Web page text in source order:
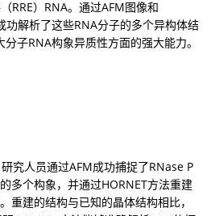
RRE）RNA。通过AFM图像和
功解析了这些RNA分子的多个异构体结
子RNA构象异质性方面的强大能力。
研究人员通过AFM成功捕捉了RNase P
多个构象，并通过HORNET方法重建
重建的结构与已知的晶体结构相比，